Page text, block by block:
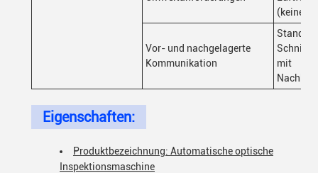
(keine
Vor- und nachgelagerte
Kommunikation
mit
Eigenschaften:
Produktbezeichnung: Automatische optische
Inspektionsmaschine